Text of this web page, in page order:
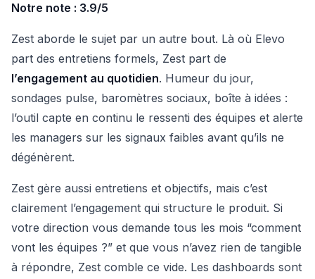
Notre note : 3.9/5
Zest aborde le sujet par un autre bout. Là où Elevo
part des entretiens formels, Zest part de
l’engagement au quotidien. Humeur du jour,
sondages pulse, baromètres sociaux, boîte à idées :
l’outil capte en continu le ressenti des équipes et alerte
les managers sur les signaux faibles avant qu’ils ne
dégénèrent.
Zest gère aussi entretiens et objectifs, mais c’est
clairement l’engagement qui structure le produit. Si
votre direction vous demande tous les mois “comment
vont les équipes ?” et que vous n’avez rien de tangible
à répondre, Zest comble ce vide. Les dashboards sont